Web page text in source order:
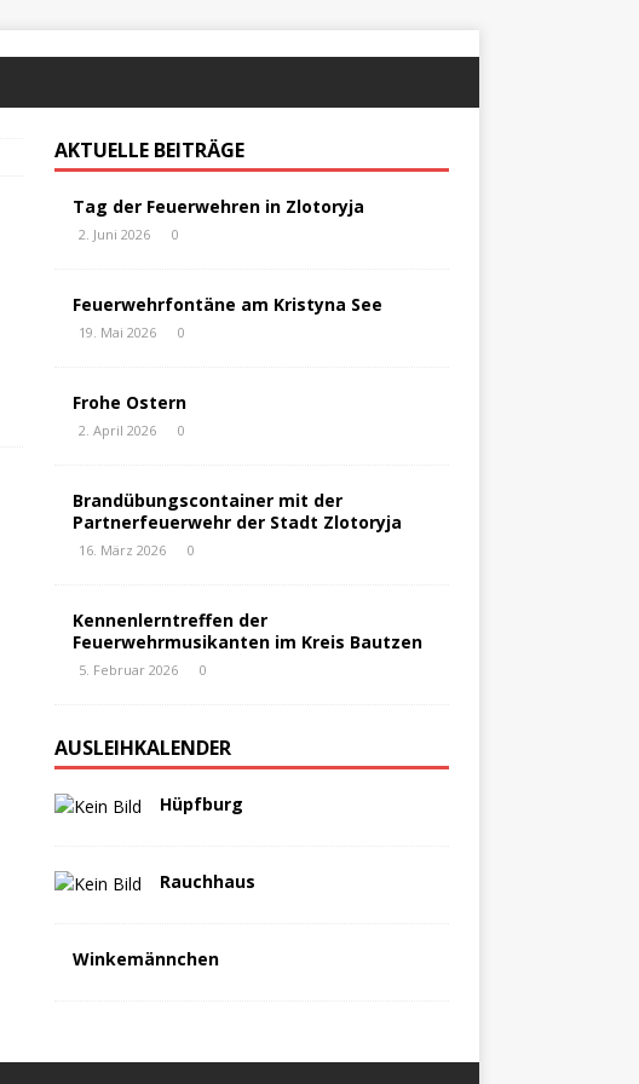
AKTUELLE BEITRÄGE
Tag der Feuerwehren in Zlotoryja
2. Juni 2026 0
Feuerwehrfontäne am Kristyna See
19. Mai 2026 0
Frohe Ostern
2. April 2026 0
Brandübungscontainer mit der
Partnerfeuerwehr der Stadt Zlotoryja
16. März 2026 0
Kennenlerntreffen der
Feuerwehrmusikanten im Kreis Bautzen
5. Februar 2026 0
AUSLEIHKALENDER
Hüpfburg
Rauchhaus
Winkemännchen